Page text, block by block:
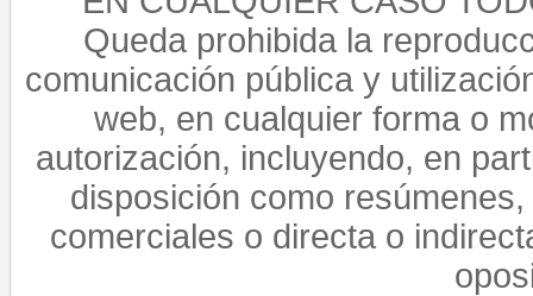
Queda prohibida la
comunicación pública y
web, en cualquier forma o
autorización, incluyendo, en
disposición como
comerciales o directa o